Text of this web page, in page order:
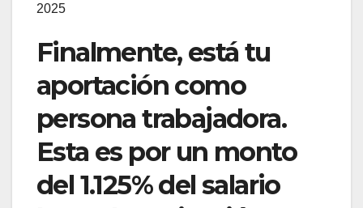
2025
Finalmente, está tu
aportación como
persona trabajadora.
Esta es por un monto
del 1.125% del salario